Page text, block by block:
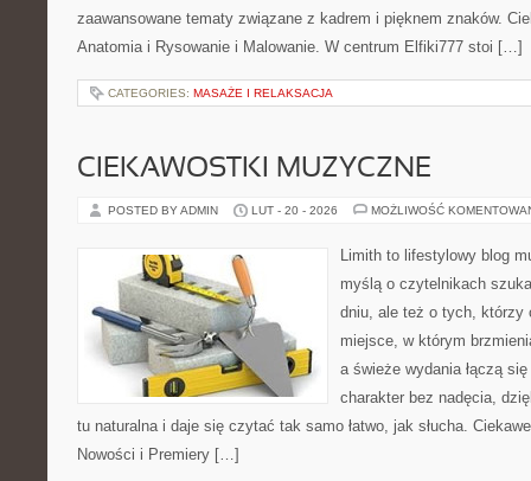
zaawansowane tematy związane z kadrem i pięknem znaków.
Anatomia i Rysowanie i Malowanie. W centrum Elfiki777 stoi […]
CATEGORIES: MASAŻE I RELAKSACJA
CIEKAWOSTKI MUZYCZNE
POSTED BY ADMIN LUT - 20 - 2026 MOŻLIWOŚĆ
Limith to lifestylowy blog
myślą o czytelnikach
dniu, ale też o tych, którzy
miejsce, w którym
a świeże wydania łączą
charakter bez nadęcia,
tu naturalna i daje się czytać tak samo łatwo, jak słucha.
Nowości i Premiery […]